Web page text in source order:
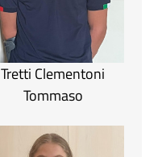
Tretti Clementoni
Tommaso